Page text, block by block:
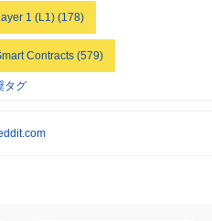
らの注目を集める空間で運営され
あります。 技術的リスクに関し
牢なスマートコントラクト開発の
ィと連携し、意思決定プロセスの
続的な開発、コミュニティの関
1 (L1) (178)
Contracts (579)
タグ